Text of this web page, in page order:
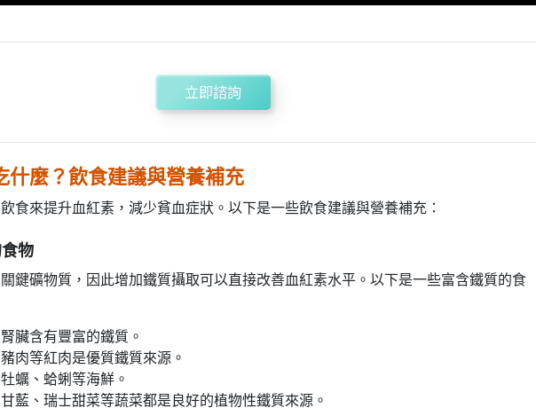
立即諮詢
什麼？飲食建議與營養補充
食來提升血紅素，減少貧血症狀。以下是一些飲食建議與營養補充：
物
鍵礦物質，因此增加鐵質攝取可以直接改善血紅素水平。以下是一些富含鐵質的食
臟含有豐富的鐵質。
肉等紅肉是優質鐵質來源。
蠣、蛤蜊等海鮮。
藍、瑞士甜菜等蔬菜都是良好的植物性鐵質來源。